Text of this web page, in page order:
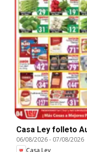
Casa Ley folleto
06/08/2026- 07/08/2026
Casa Ley